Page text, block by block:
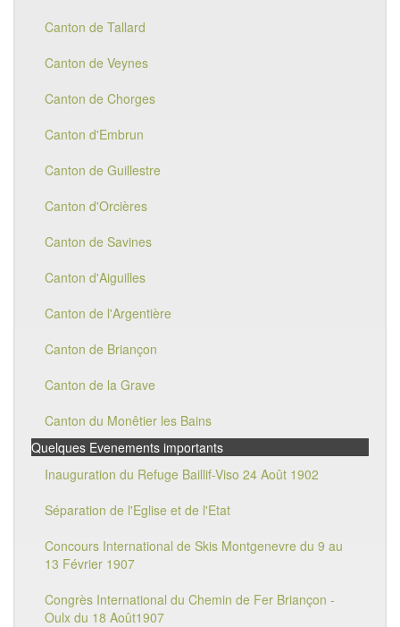
Canton de Tallard
Canton de Veynes
Canton de Chorges
Canton d'Embrun
Canton de Guillestre
Canton d'Orcières
Canton de Savines
Canton d'Aiguilles
Canton de l'Argentière
Canton de Briançon
Canton de la Grave
Canton du Monêtier les Bains
Quelques Evenements importants
Inauguration du Refuge Baillif-Viso 24 Août 1902
Séparation de l'Eglise et de l'Etat
Concours International de Skis Montgenevre du 9 au
13 Février 1907
Congrès International du Chemin de Fer Briançon -
Oulx du 18 Août1907